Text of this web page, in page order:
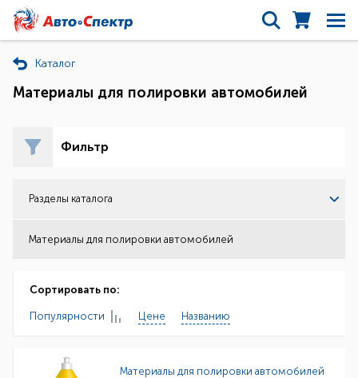
Каталог
Материалы для полировки автомобилей
Фильтр
Разделы каталога
Материалы для полировки автомобилей
Сортировать по:
Популярности Цене Названию
Материалы для полировки автомобилей